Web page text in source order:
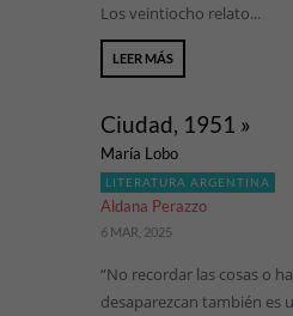
Los veintiocho relato...
LEER MÁS
Ciudad, 1951 »
María Lobo
LITERATURA ARGENTINA
Aldana Perazzo
6 MAR, 2025
“No recordar las cosas o
desaparezcan también es